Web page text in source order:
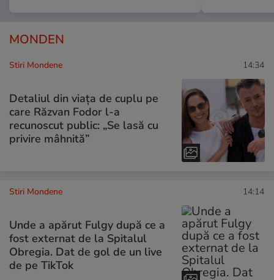
MONDEN
Stiri Mondene 14:34
Detaliul din viața de cuplu pe
care Răzvan Fodor l-a
recunoscut public: „Se lasă cu
privire mâhnită”
Stiri Mondene 14:14
Unde a apărut Fulgy după ce a
fost externat de la Spitalul
Obregia. Dat de gol de un live
de pe TikTok